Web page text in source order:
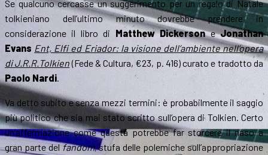
Se qualcuno cercasse un suggerimento per un regalo di Natale
tolkieniano dell’ultimo minuto dovrebbe prendere in
considerazione il libro di Matthew DickersoneJonathan
Evans Ent, Elfi ed Eriador: la visione dell’ambiente nell’opera
di J.R.R.Tolkien(Fede & Cultura, €23, p. 416) curato e tradotto da
Paolo Nardi
Va detto subito e senza mezzi termini: è probabilmente il saggio
più politico che sia mai stato scritto sull’opera di Tolkien. Certo
un’affermazione come questa potrebbe far storcere il naso a
gran parte delfandom, stufa delle polemiche sull’appropriazione